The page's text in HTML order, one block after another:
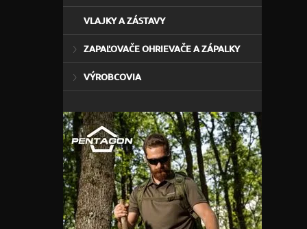
VLAJKY A ZÁSTAVY
ZAPAĽOVAČE OHRIEVAČE A ZÁPALKY
VÝROBCOVIA